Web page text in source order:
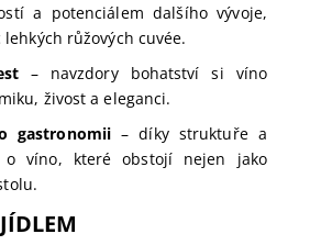
a potenciálem dalšího vývoje,
růžových cuvée.
– navzdory bohatství si víno
živost a eleganci.
gastronomii – díky struktuře a
o víno, které obstojí nejen jako